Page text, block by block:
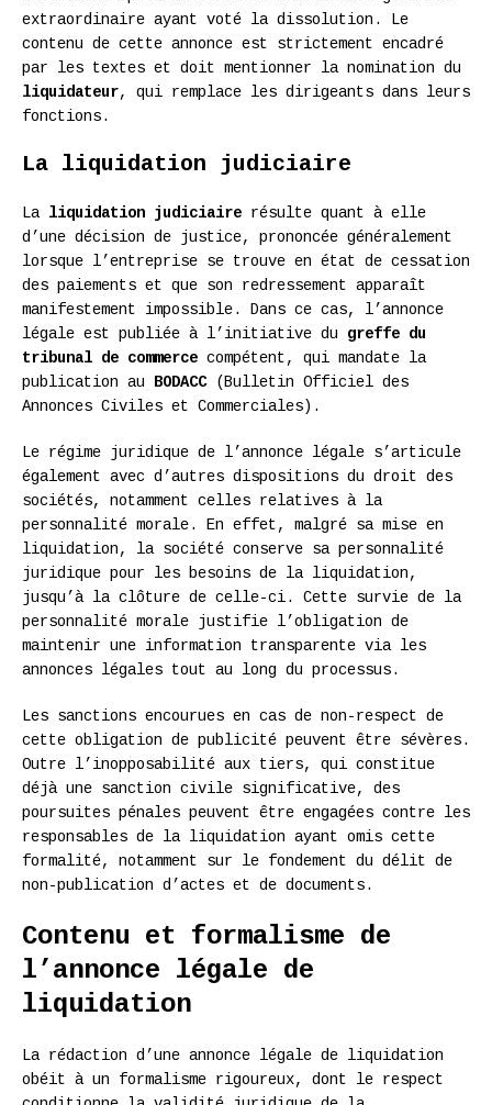
extraordinaire ayant voté la dissolution. Le
contenu de cette annonce est strictement encadré
par les textes et doit mentionner la nomination du
liquidateur, qui remplace les dirigeants dans leurs
fonctions.
La liquidation judiciaire
La liquidation judiciaire résulte quant à elle
d’une décision de justice, prononcée généralement
lorsque l’entreprise se trouve en état de cessation
des paiements et que son redressement apparaît
manifestement impossible. Dans ce cas, l’annonce
légale est publiée à l’initiative du greffe du
tribunal de commerce compétent, qui mandate la
publication au
BODACC(Bulletin Officiel des
Annonces Civiles et Commerciales).
Le régime juridique de l’annonce légale s’articule
également avec d’autres dispositions du droit des
sociétés, notamment celles relatives à la
personnalité morale. En effet, malgré sa mise en
liquidation, la société conserve sa personnalité
juridique pour les besoins de la liquidation,
jusqu’à la clôture de celle-ci. Cette survie de la
personnalité morale justifie l’obligation de
maintenir une information transparente via les
annonces légales tout au long du processus.
Les sanctions encourues en cas de non-respect de
cette obligation de publicité peuvent être sévères.
Outre l’inopposabilité aux tiers, qui constitue
déjà une sanction civile significative, des
poursuites pénales peuvent être engagées contre les
responsables de la liquidation ayant omis cette
formalité, notamment sur le fondement du délit de
non-publication d’actes et de documents.
Contenu et formalisme de
l’annonce légale de
liquidation
La rédaction d’une annonce légale de liquidation
obéit à un formalisme rigoureux, dont le respect